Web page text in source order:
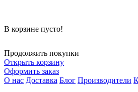
В корзине пусто!
Продолжить покупки
Открыть корзину
Оформить заказ
О нас Доставка Блог Производители